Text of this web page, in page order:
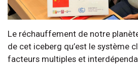
Le réchauffement de notre
de cet iceberg qu’est le système
facteurs multiples et